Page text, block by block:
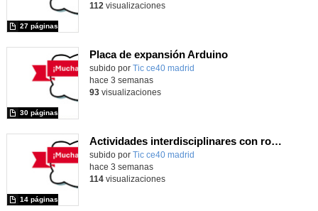
27 páginas
112 visualizaciones
Placa de expansión Arduino
Contenido educativo.
subido por Tic ce40 madrid
30 páginas
hace 3 semanas
93visualizaciones
Actividades interdisciplinares con robótica y pensamiento computacional
Contenido educativo.
subido por Tic ce40 madrid
14 páginas
hace 3 semanas
114visualizaciones